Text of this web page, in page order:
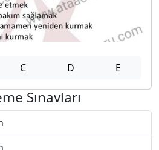
C D E
Sınavları